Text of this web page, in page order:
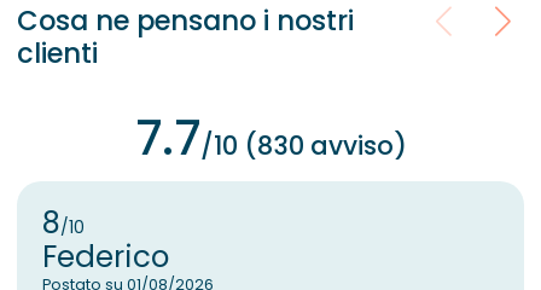
Cosa ne pensano i nostri
clienti
7.7/10 (830 avviso)
8/10
Federico
Postato su 01/08/2026